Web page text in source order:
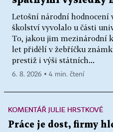
Letošní národní hodnocení
školství vyvolalo u části
To, jakou jim mezinárodní
let přidělí v žebříčku
prestiž i výši státních...
6. 8. 2026 ▪ 4 min. čtení
KOMENTÁŘ JULIE HRSTKOVÉ
Práce je dost, firmy